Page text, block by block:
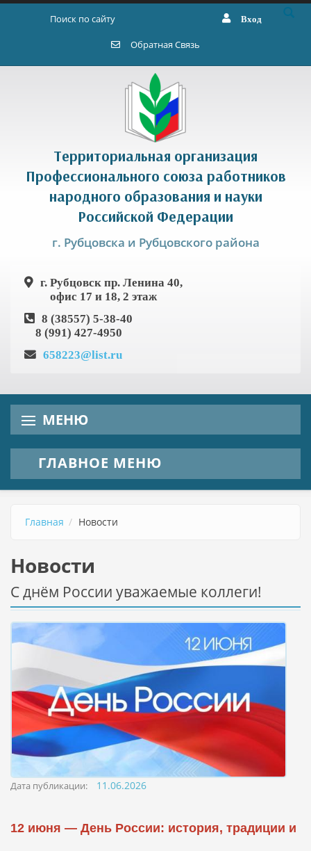
Перейти к основному содержанию
Форма поиска
Вход
Обратная Связь
Территориальная организация
Профессионального союза работников
народного образования и науки
Российской Федерации
г. Рубцовска и Рубцовского района
г. Рубцовск пр. Ленина 40,
офис 17 и 18, 2 этаж
8 (38557) 5-38-40
8 (991) 427-4950
658223@list.ru
МЕНЮ
ГЛАВНОЕ МЕНЮ
Главная Новости
Новости
С днём России уважаемые коллеги!
Дата публикации: 11.06.2026
12 июня — День России: история, традиции и